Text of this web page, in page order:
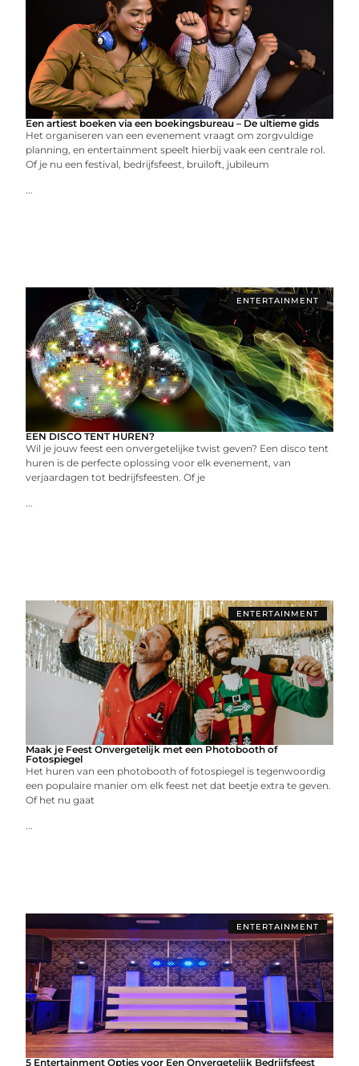
Een artiest boeken via een boekingsbureau – De ultieme gids
Het organiseren van een evenement vraagt om zorgvuldige
planning, en entertainment speelt hierbij vaak een centrale rol.
Of je nu een festival, bedrijfsfeest, bruiloft, jubileum
...
ENTERTAINMENT
EEN DISCO TENT HUREN?
Wil je jouw feest een onvergetelijke twist geven? Een disco tent
huren is de perfecte oplossing voor elk evenement, van
verjaardagen tot bedrijfsfeesten. Of je
...
ENTERTAINMENT
Maak je Feest Onvergetelijk met een Photobooth of
Fotospiegel
Het huren van een photobooth of fotospiegel is tegenwoordig
een populaire manier om elk feest net dat beetje extra te geven.
Of het nu gaat
...
ENTERTAINMENT
5 Entertainment Opties voor Een Onvergetelijk Bedrijfsfeest